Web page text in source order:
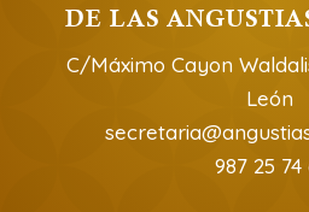
DE LAS
C/Máximo Cayon
León
987 25 74